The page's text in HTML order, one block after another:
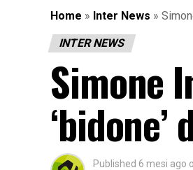
Home » Inter News »
INTER NEWS
Simone
Published 6 mesi ago